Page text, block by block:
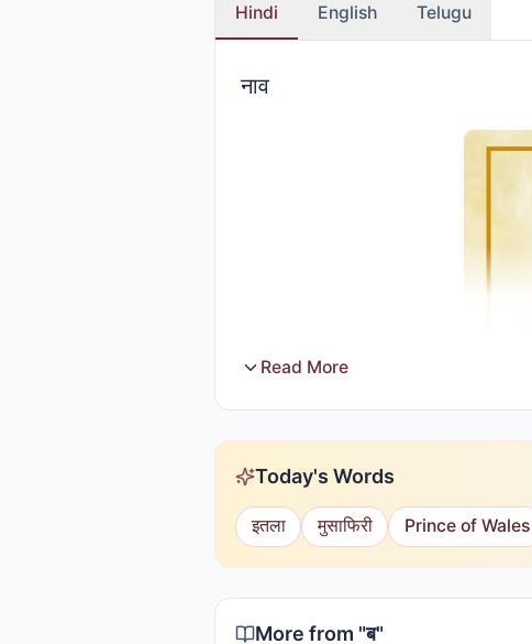
Hindi English Telugu
नाव
Read More
Today's Words
इतला मुसाफिरी Prince of Wales
More from "ब"